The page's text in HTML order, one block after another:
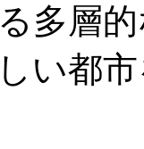
多層
い都